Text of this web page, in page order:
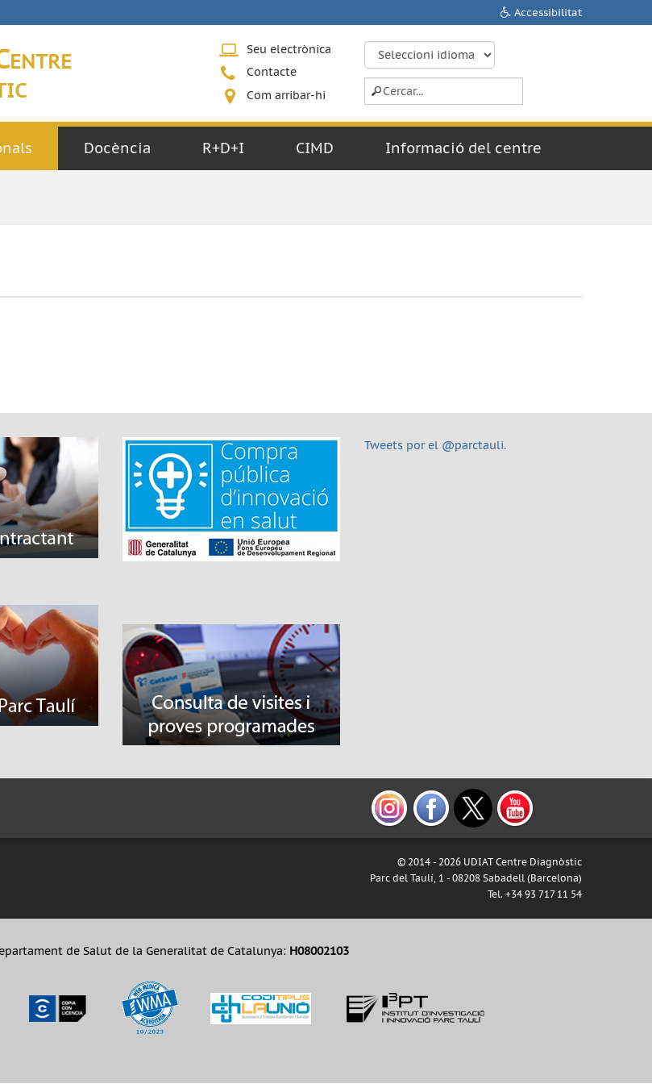
Accessibilitat
Seu electrònica
Contacte
Com arribar-hi
Docència R+D+I CIMD Informació del centre
Tweets por el @parctauli.
© 2014 - 2026 UDIAT Centre Diagnòstic
Parc del Taulí, 1 - 08208 Sabadell (Barcelona)
Tel. +34 93 717 11 54
de Salut de la Generalitat de Catalunya: H08002103